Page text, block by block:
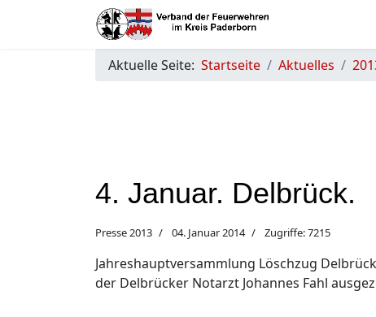
Aktuelle Seite: Startseite Aktuelles
4. Januar. Delbrück.
Presse 2013 04. Januar 2014 Zugriffe: 7215
Jahreshauptversammlung Löschzug
der Delbrücker Notarzt Johannes Fahl